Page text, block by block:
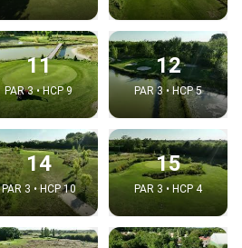
11
PAR 3 • HCP 9
12
PAR 3 • HCP 5
14
PAR 3 • HCP 10
15
PAR 3 • HCP 4